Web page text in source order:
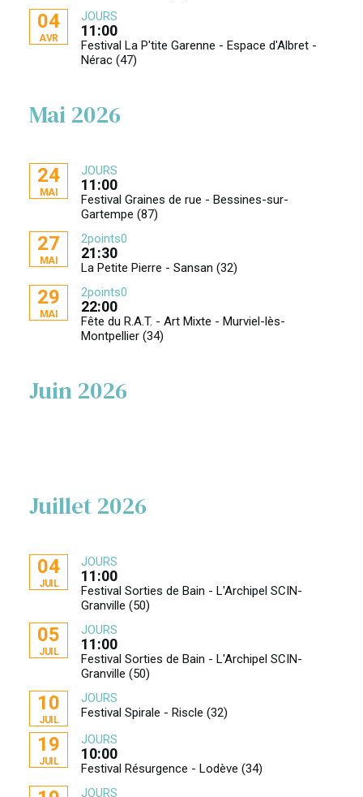
04
AVR
JOURS
11:00
Festival La P'tite Garenne - Espace d'Albret -
Nérac (47)
Mai 2026
24
MAI
JOURS
11:00
Festival Graines de rue - Bessines-sur-
Gartempe (87)
27
MAI
2points0
21:30
La Petite Pierre - Sansan (32)
29
MAI
2points0
22:00
Fête du R.A.T. - Art Mixte - Murviel-lès-
Montpellier (34)
Juin 2026
Juillet 2026
04
JUIL
JOURS
11:00
Festival Sorties de Bain - L'Archipel SCIN-
Granville (50)
05
JUIL
JOURS
11:00
Festival Sorties de Bain - L'Archipel SCIN-
Granville (50)
10
JUIL
JOURS
Festival Spirale - Riscle (32)
19
JUIL
JOURS
10:00
Festival Résurgence - Lodève (34)
JOURS